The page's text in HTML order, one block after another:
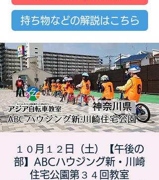
持ち物などの解説はこちら
１０月１２日（土）【午後の
部】ABCハウジング新・川崎
住宅公園第３４回教室